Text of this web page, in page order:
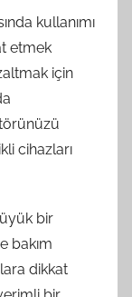
kullanımı
etmek
için
cihazları
bir
bakım
dikkat